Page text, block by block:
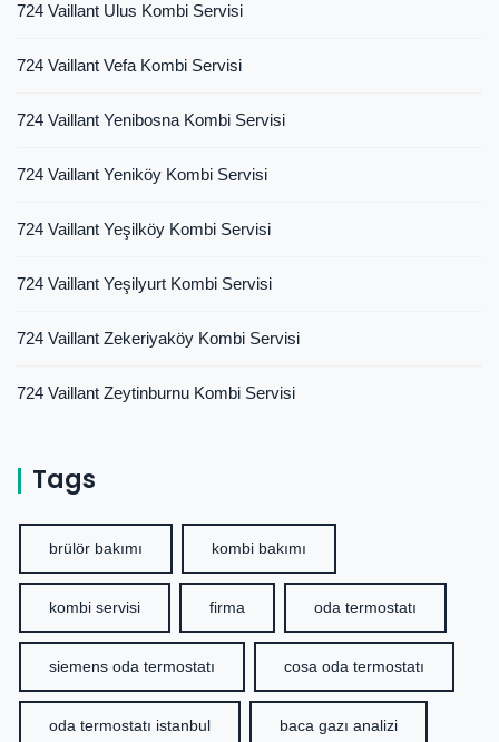
724 Vaillant Ulus Kombi Servisi
724 Vaillant Vefa Kombi Servisi
724 Vaillant Yenibosna Kombi Servisi
724 Vaillant Yeniköy Kombi Servisi
724 Vaillant Yeşilköy Kombi Servisi
724 Vaillant Yeşilyurt Kombi Servisi
724 Vaillant Zekeriyaköy Kombi Servisi
724 Vaillant Zeytinburnu Kombi Servisi
Tags
brülör bakımı kombi bakımı
kombi servisi firma oda termostatı
siemens oda termostatı cosa oda termostatı
oda termostatı istanbul baca gazı analizi